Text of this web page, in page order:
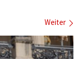
Weiter